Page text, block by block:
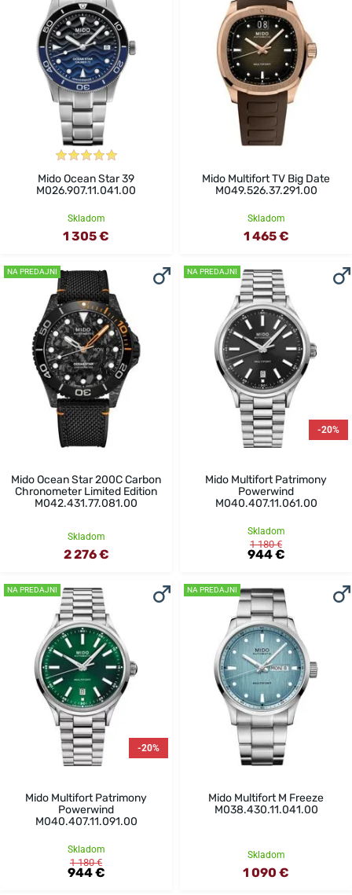
Mido Ocean Star 39
M026.907.11.041.00
Skladom
1 305 €
Mido Multifort TV Big Date
M049.526.37.291.00
Skladom
1 465 €
NA PREDAJNI
Mido Ocean Star 200C Carbon
Chronometer Limited Edition
M042.431.77.081.00
Skladom
2 276 €
NA PREDAJNI
-20%
Mido Multifort Patrimony
Powerwind
M040.407.11.061.00
Skladom
1 180 €
944 €
NA PREDAJNI
-20%
Mido Multifort Patrimony
Powerwind
M040.407.11.091.00
Skladom
1 180 €
944 €
NA PREDAJNI
Mido Multifort M Freeze
M038.430.11.041.00
Skladom
1 090 €